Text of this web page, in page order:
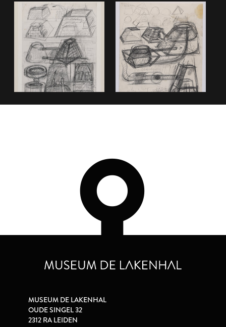
MUSEUM DE LAKENHAL
OUDE SINGEL 32
2312 RA LEIDEN